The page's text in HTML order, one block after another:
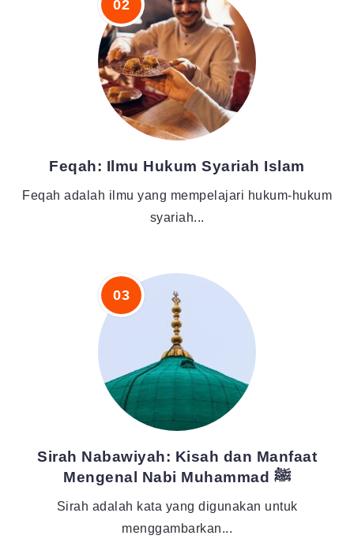
Feqah: Ilmu Hukum Syariah Islam
Feqah adalah ilmu yang mempelajari hukum-hukum
syariah...
Sirah Nabawiyah: Kisah dan Manfaat
Mengenal Nabi Muhammad ﷺ
Sirah adalah kata yang digunakan untuk
menggambarkan...